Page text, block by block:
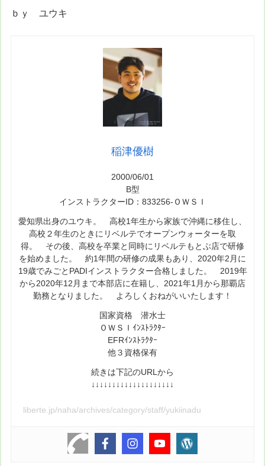
ｂｙ ユウキ
稲津優樹
2000/06/01
B型
インストラクターID：833256-ＯＷＳＩ
愛知県出身のユウキ。 高校1年生から家族で沖縄に移住し、
高校２年生のときにリベルテでオープンウォーターを取
得。 その後、高校を卒業と同時にリベルテもとぶ店で研修
を始めました。 約1年間の研修の成果もあり、2020年2月に
19歳でみごとPADIインストラクター合格しました。 2019年
から2020年12月まで本部店に在籍し、2021年1月から那覇店
勤務となりました。 よろしくおねがいいたします！
国家資格 潜水士
ＯＷＳＩｲﾝｽﾄﾗｸﾀｰ
EFRｲﾝｽﾄﾗｸﾀｰ
他３資格保有
続きは下記のURLから
↓↓↓↓↓↓↓↓↓↓↓↓↓↓↓↓↓↓↓↓
liberte.jp/naha/archives/category/staff/yukiinadu